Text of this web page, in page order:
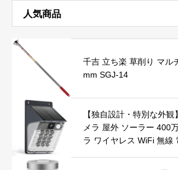
人気商品
千吉 立ち楽 草削り マル
mm SGJ-14
【独自設計・特別な外
メラ 屋外 ソーラー 400
ラ ワイヤレス WiFi 無線